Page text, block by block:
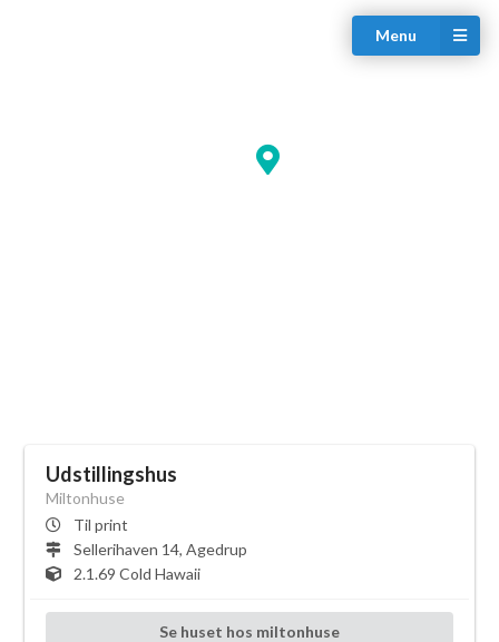
Menu
Udstillingshus
Miltonhuse
Til print
Sellerihaven 14, Agedrup
2.1.69 Cold Hawaii
Se huset hos miltonhuse